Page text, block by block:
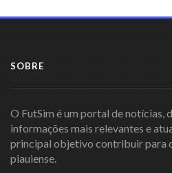
SOBRE
O FutSim é um portal de notícias,
informações mais relevantes e
principal objetivo contribuir para
piauiense.